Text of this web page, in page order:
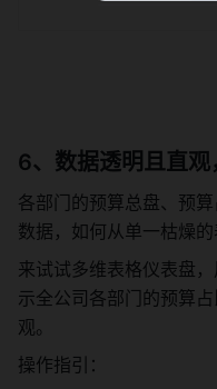
6、数据透明且直
各部门的预算总盘、预
数据，如何从单一枯燥
来试试多维表格仪表盘
示全公司各部门的预算
观。
操作指引：